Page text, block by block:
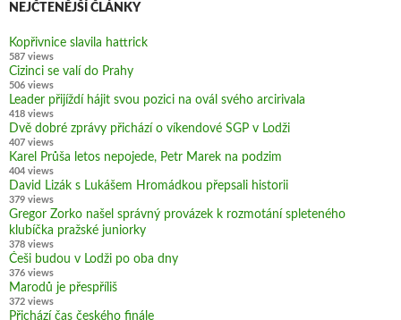
NEJČTENĚJŠÍ ČLÁNKY
Kopřivnice slavila hattrick
587 views
Cizinci se valí do Prahy
506 views
Leader přijíždí hájit svou pozici na ovál svého arcirivala
418 views
Dvě dobré zprávy přichází o víkendové SGP v Lodži
407 views
Karel Průša letos nepojede, Petr Marek na podzim
404 views
David Lizák s Lukášem Hromádkou přepsali historii
379 views
Gregor Zorko našel správný provázek k rozmotání spleteného
klubíčka pražské juniorky
378 views
Češi budou v Lodži po oba dny
376 views
Marodů je přespříliš
372 views
Přichází čas českého finále